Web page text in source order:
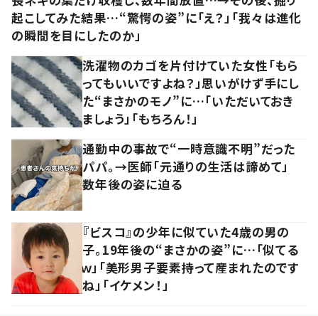
起こしてみた結果…“驚愕の姿”に「え？」「我々は進化
の瞬間を目にしたのか」
洗濯物のカゴを片付けていた女性「もら
ってもいいですよね？」思いがけず手にし
た“まさかのモノ”に…「いただいておき
ましょう」「もちろん！」
通勤中の事故で“一時意識不明”だった
パパ。→医師「元通りの生活は諦めて」
数年後の姿に迫る
『ビスコ』の少年に似ていた4歳の男の
子。19年後の“まさかの姿”に…「似てる
ｗ」「美形男子要素持って産まれたのです
ね」「イケメン！」